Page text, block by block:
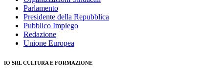
Parlamento
Presidente della Repubblica
Pubblico Impiego
Redazione
Unione Europea
IO SRL CULTURA E FORMAZIONE